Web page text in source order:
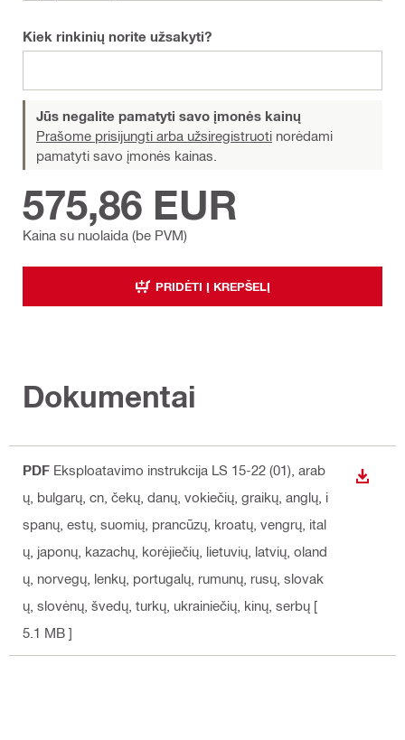
Kiek rinkinių norite užsakyti?
Jūs negalite pamatyti savo įmonės kainų
Prašome prisijungti arba užsiregistruoti norėdami
pamatyti savo įmonės kainas.
Kaina su nuolaida (be PVM)
575,86 EUR
PRIDĖTI Į KREPŠELĮ
Dokumentai
PDF Eksploatavimo instrukcija LS 15-22 (01) , arab
ų, bulgarų, cn, čekų, danų, vokiečių, graikų, anglų, i
spanų, estų, suomių, prancūzų, kroatų, vengrų, ital
ų, japonų, kazachų, korėjiečių, lietuvių, latvių, oland
ų, norvegų, lenkų, portugalų, rumunų, rusų, slovak
ų, slovėnų, švedų, turkų, ukrainiečių, kinų, serbų [
5.1 MB ]